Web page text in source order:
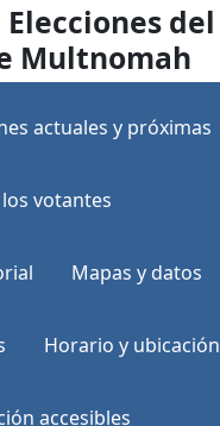
del
Multnomah
actuales y próximas
votantes
Mapas y datos
Horario y ubicación
accesibles